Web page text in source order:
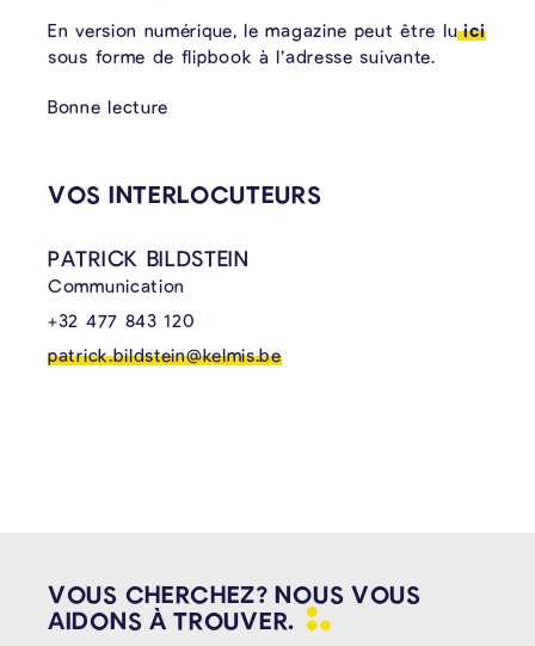
En version numérique, le magazine peut être luici
sous forme de flipbook à l’adresse suivante.
Bonne lecture
CONTENU LIÉ
VOS INTERLOCUTEURS
PATRICK BILDSTEIN
Communication
+32 477 843 120
patrick.bildstein@kelmis.be
VOUS CHERCHEZ? NOUS VOUS
AIDONS ÀTROUVER.